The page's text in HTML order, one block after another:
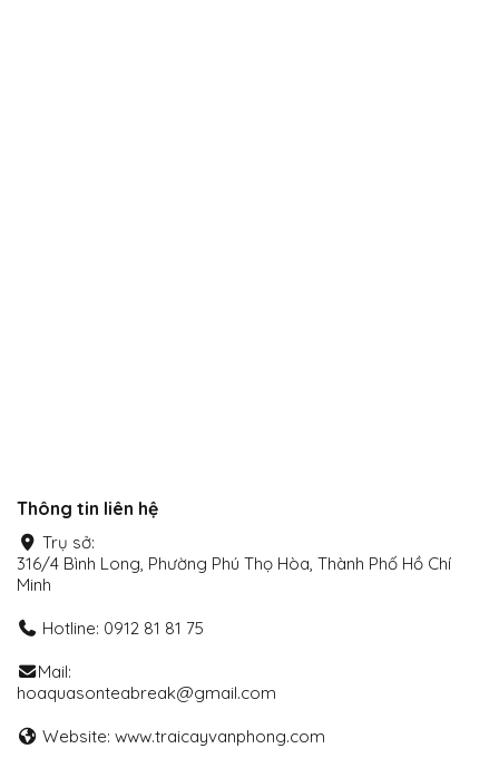
Thông tin liên hệ
Trụ sở:
316/4 Bình Long, Phường Phú Thọ Hòa, Thành Phố Hồ Chí
Minh
Hotline: 0912 81 81 75
Mail:
hoaquasonteabreak@gmail.com
Website: www.traicayvanphong.com